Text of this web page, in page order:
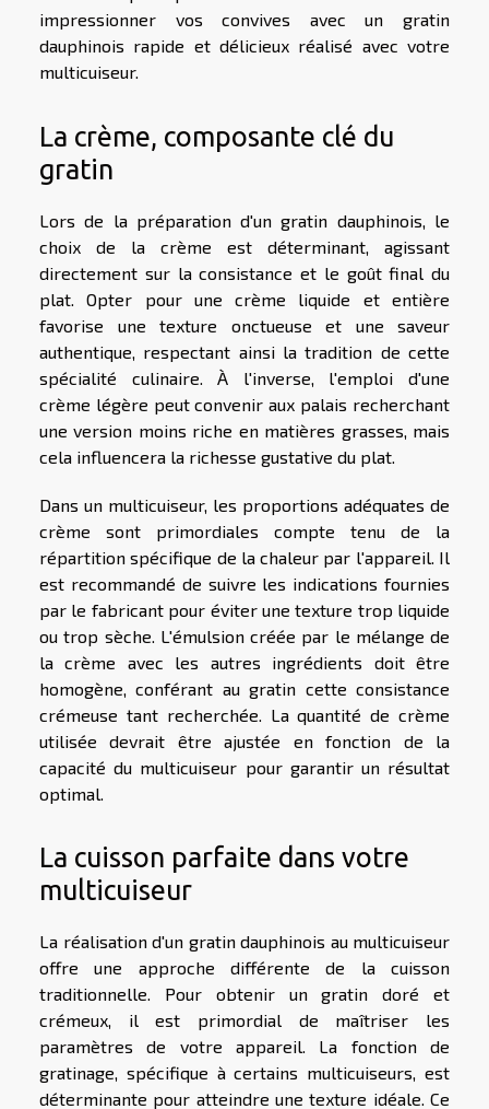
impressionner vos convives avec un gratin
dauphinois rapide et délicieux réalisé avec votre
multicuiseur.
La crème, composante clé du
gratin
Lors de la préparation d'un gratin dauphinois, le
choix de la crème est déterminant, agissant
directement sur la consistance et le goût final du
plat. Opter pour une crème liquide et entière
favorise une texture onctueuse et une saveur
authentique, respectant ainsi la tradition de cette
spécialité culinaire. À l'inverse, l'emploi d'une
crème légère peut convenir aux palais recherchant
une version moins riche en matières grasses, mais
cela influencera la richesse gustative du plat.
Dans un multicuiseur, les proportions adéquates de
crème sont primordiales compte tenu de la
répartition spécifique de la chaleur par l'appareil. Il
est recommandé de suivre les indications fournies
par le fabricant pour éviter une texture trop liquide
ou trop sèche. L'émulsion créée par le mélange de
la crème avec les autres ingrédients doit être
homogène, conférant au gratin cette consistance
crémeuse tant recherchée. La quantité de crème
utilisée devrait être ajustée en fonction de la
capacité du multicuiseur pour garantir un résultat
optimal.
La cuisson parfaite dans votre
multicuiseur
La réalisation d'un gratin dauphinois au multicuiseur
offre une approche différente de la cuisson
traditionnelle. Pour obtenir un gratin doré et
crémeux, il est primordial de maîtriser les
paramètres de votre appareil. La fonction de
gratinage, spécifique à certains multicuiseurs, est
déterminante pour atteindre une texture idéale. Ce